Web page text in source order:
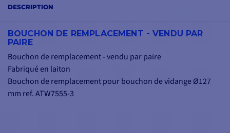
DESCRIPTION
BOUCHON DE REMPLACEMENT - VENDU PAR
PAIRE
Bouchon de remplacement - vendu par paire
Fabriqué en laiton
Bouchon de remplacement pour bouchon de vidange Ø127
mm ref. ATW7555-3